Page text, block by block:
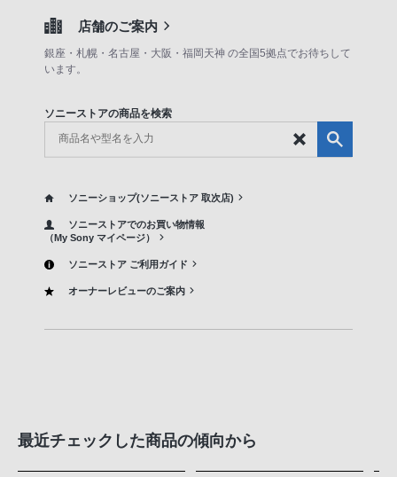
店舗のご案内
銀座・札幌・名古屋・大阪・福岡天神 の全国5拠点でお待ちして
います。
ソニーストアの商品を検索
ソニーショップ(ソニーストア 取次店)
ソニーストアでのお買い物情報
（My Sony マイページ）
ソニーストア ご利用ガイド
オーナーレビューのご案内
最近チェックした商品の傾向から